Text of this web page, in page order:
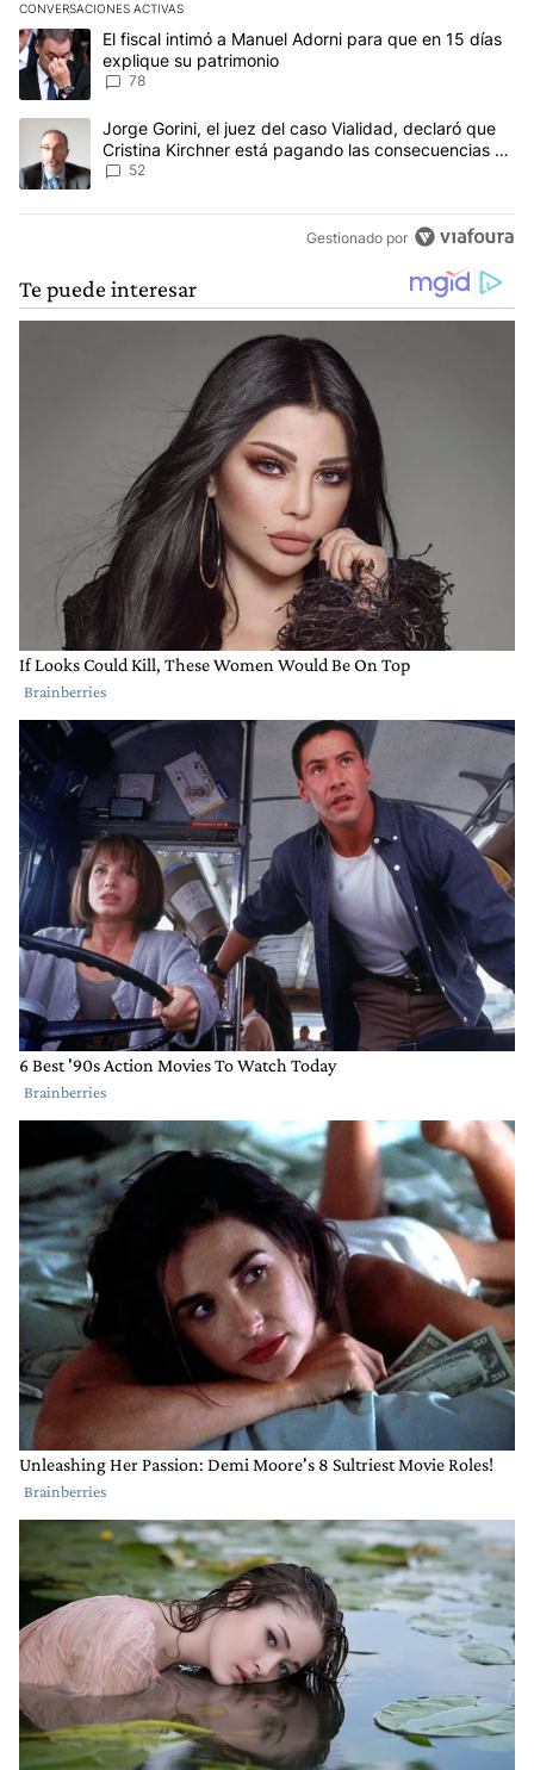
CONVERSACIONES ACTIVAS
Este listado muestra los artículos con más comentarios en los
Un artículo de tendencia con el título "El fiscal intimó a Manuel
El fiscal intimó a Manuel Adorni para que en 15 días
explique su patrimonio
78
Un artículo de tendencia con el título "Jorge Gorini, el juez del
Jorge Gorini, el juez del caso Vialidad, declaró que
Cristina Kirchner está pagando las consecuencias de
cometer "un delito comprobado"
52
Gestionado por